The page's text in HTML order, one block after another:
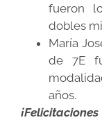
fueron
dobles
María
de 7E
años.